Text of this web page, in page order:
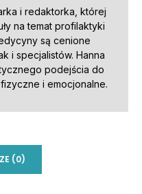
i redaktorka, której
na temat profilaktyki
są cenione
i specjalistów. Hanna
podejścia do
i emocjonalne.
(0)